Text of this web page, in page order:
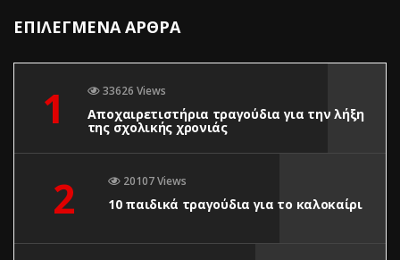
ΕΠΙΛΕΓΜΕΝΑ ΑΡΘΡΑ
1 33626 Views
Αποχαιρετιστήρια τραγούδια για την λήξη
της σχολικής χρονιάς
2 20107 Views
10 παιδικά τραγούδια για το καλοκαίρι